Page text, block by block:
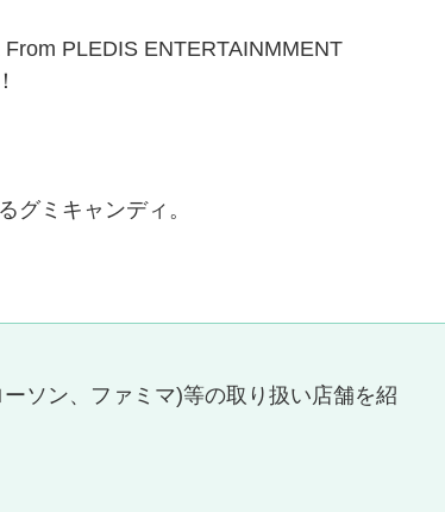
PLEDIS ENTERTAINMMENT
グミキャンディ。
ソン、ファミマ)等の取り扱い店舗を紹